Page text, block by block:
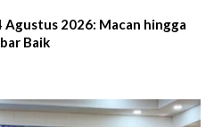
2026: Macan hingga
Baik